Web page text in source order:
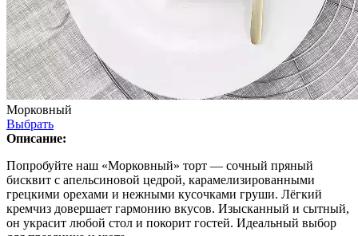
Морковный
Выбрать
Описание:
Попробуйте наш «Морковный» торт — сочный пряный
бисквит с апельсиновой цедрой, карамелизированными
грецкими орехами и нежными кусочками груши. Лёгкий
кремчиз довершает гармонию вкусов. Изысканный и сытный,
он украсит любой стол и покорит гостей. Идеальный выбор